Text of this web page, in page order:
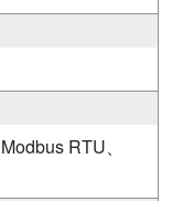
RTU、